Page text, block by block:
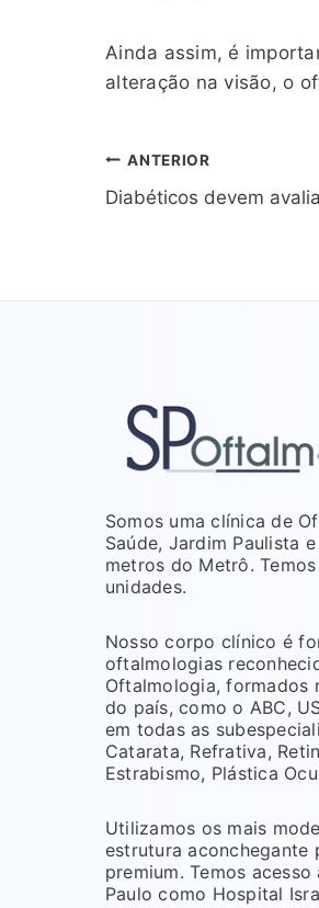
Ainda assim, é
alteração na visão, o
Navegação
ANTERIOR
Diabéticos devem
Somos uma clínica de
Saúde, Jardim Paulista
metros do Metrô.
unidades.
Nosso corpo clínico é
oftalmologias
Oftalmologia, formados
do país, como o ABC,
em todas as
Catarata, Refrativa,
Estrabismo, Plástica
Utilizamos os mais
estrutura aconchegante
premium. Temos
Paulo como Hospital